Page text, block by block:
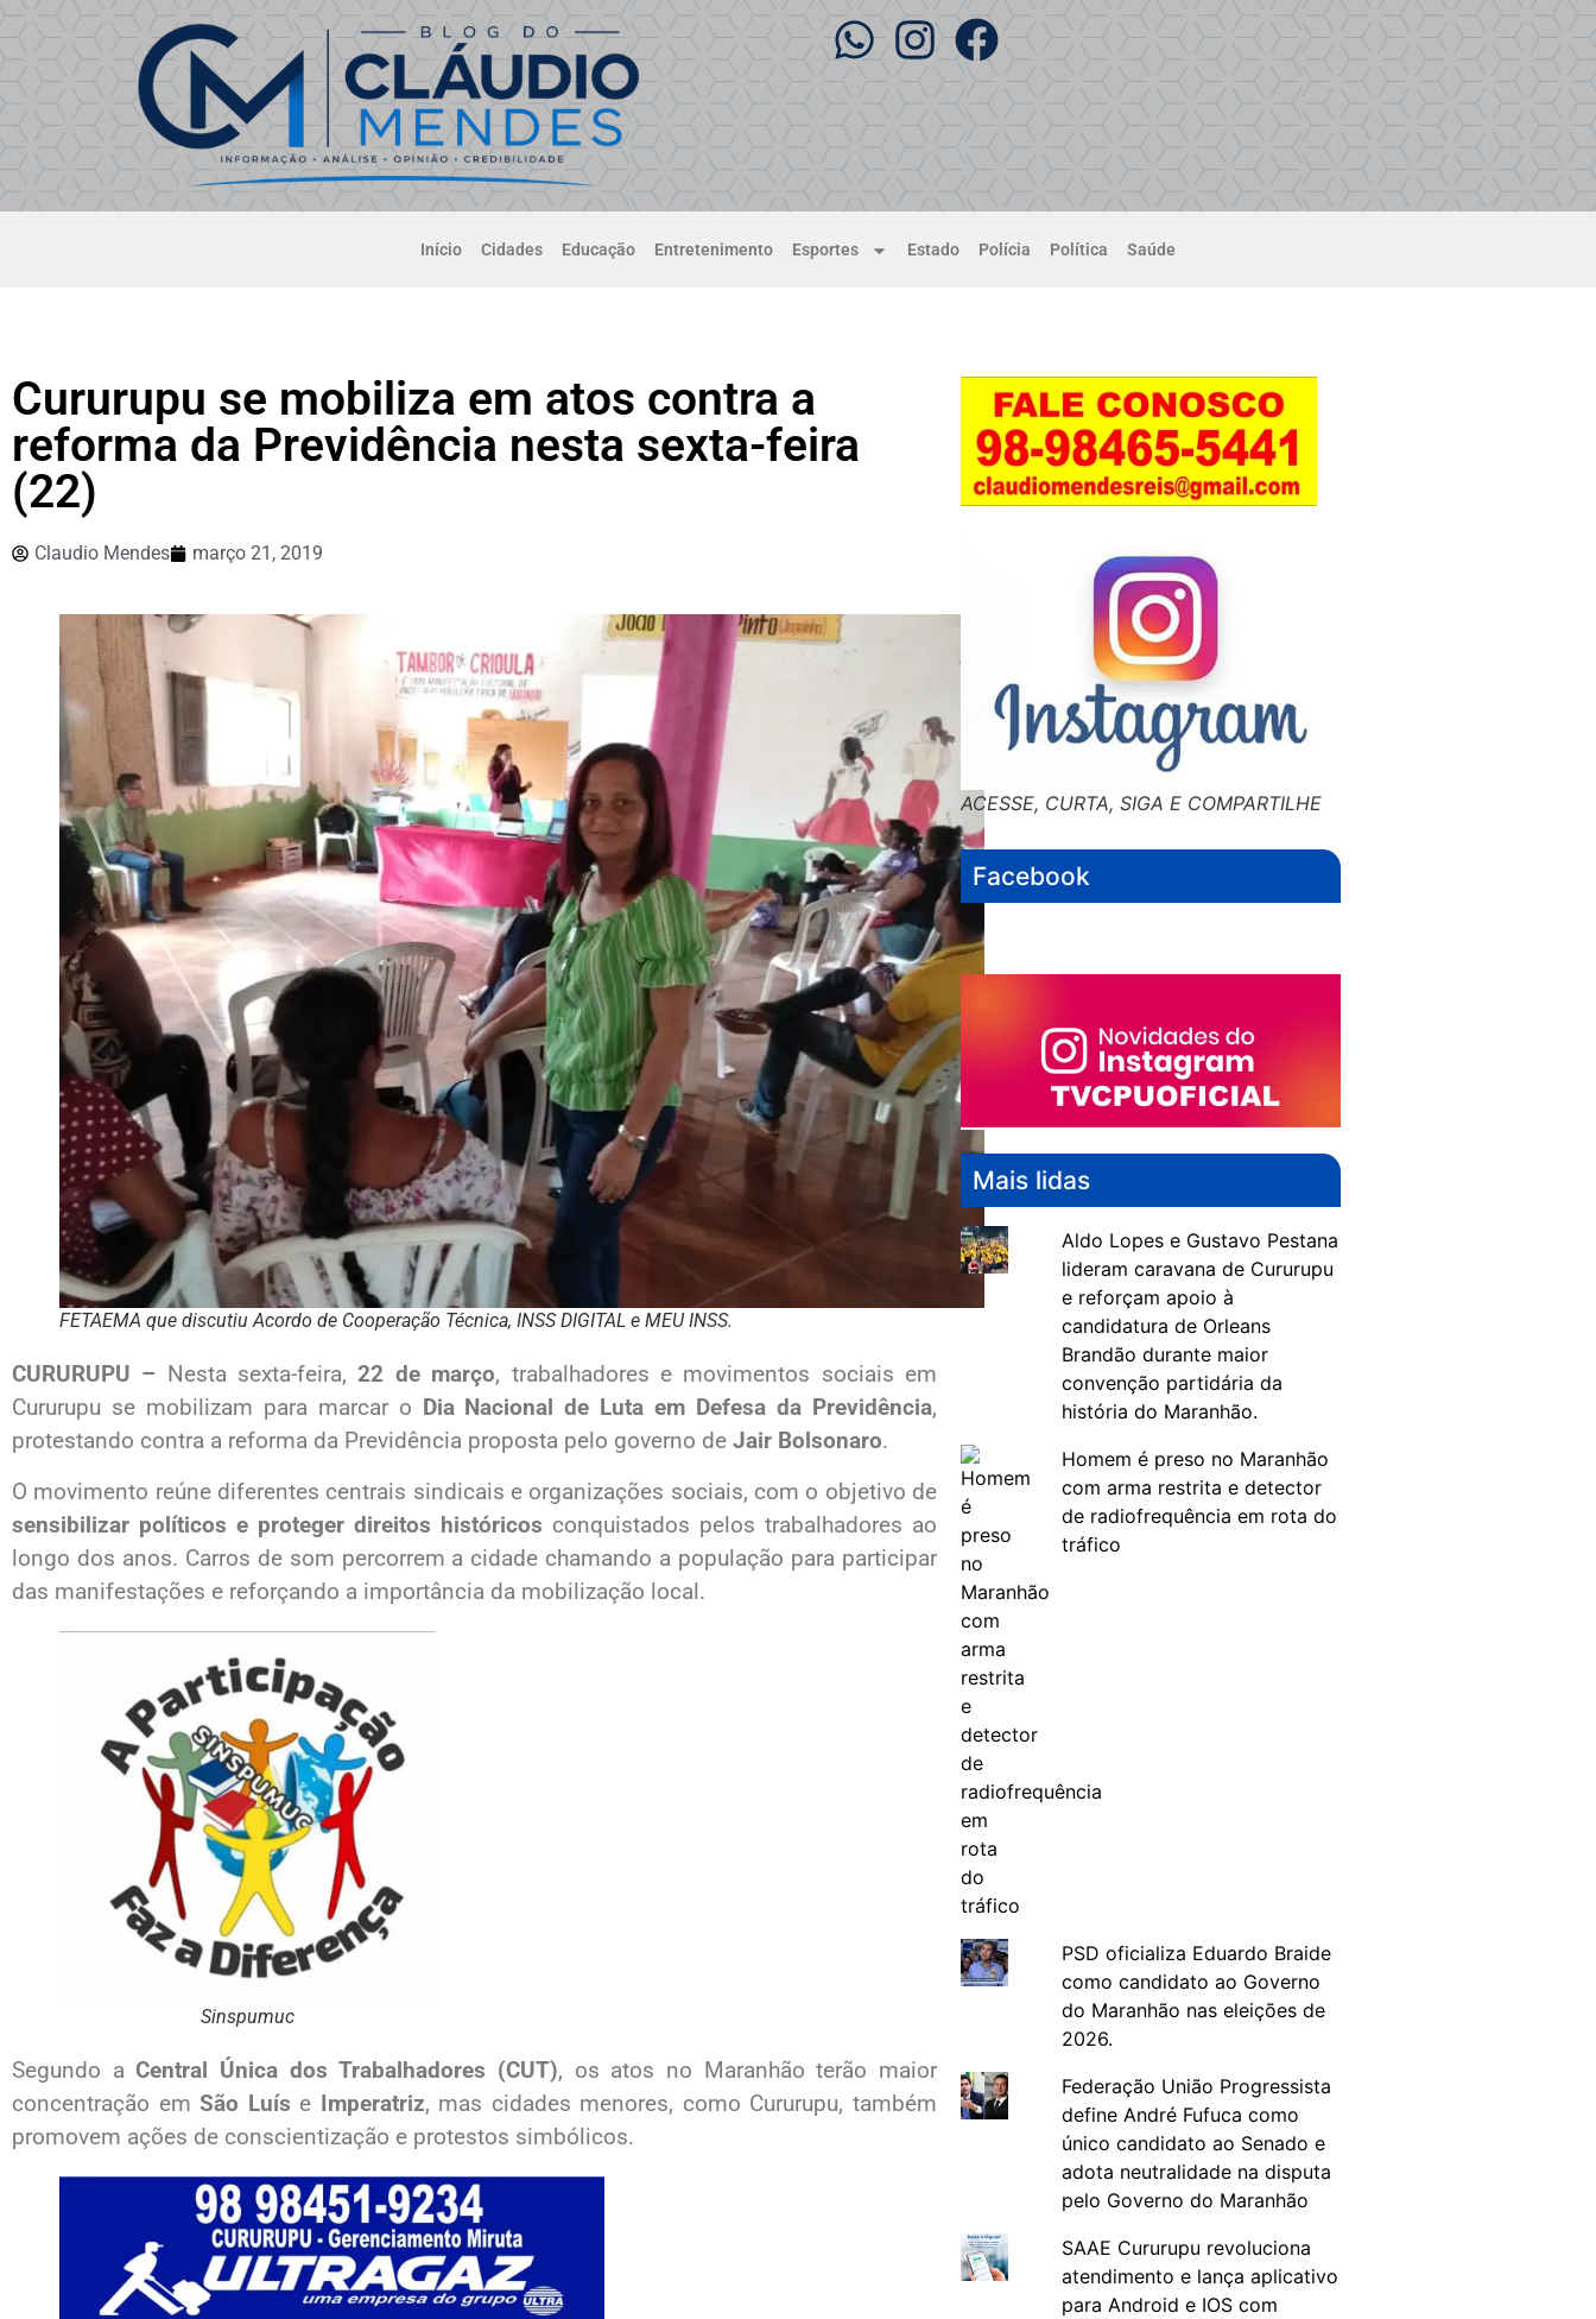
Início Cidades Educação Entretenimento Esportes Estado Polícia Política Saúde
Cururupu se mobiliza em atos contra a
reforma da Previdência nesta sexta-feira
(22)
Claudio Mendes março 21, 2019
FETAEMA que discutiu Acordo de Cooperação Técnica, INSS DIGITAL e MEU INSS.
CURURUPU – Nesta sexta-feira,22 de março, trabalhadores e movimentos sociais em
Cururupu se mobilizam para marcar o Dia Nacional de Luta em Defesa da Previdência,
protestando contra a reforma da Previdência proposta pelo governo de Jair Bolsonaro.
O movimento reúne diferentes centrais sindicais e organizações sociais, com o objetivo de
sensibilizar políticos e proteger direitos históricos conquistados pelos trabalhadores ao
longo dos anos. Carros de som percorrem a cidade chamando a população para participar
das manifestações e reforçando a importância da mobilização local.
Sinspumuc
Segundo aCentral Única dos Trabalhadores (CUT), os atos no Maranhão terão maior
concentração emSão Luís e Imperatriz, mas cidades menores, como Cururupu, também
promovem ações de conscientização e protestos simbólicos.
ACESSE, CURTA, SIGA E COMPARTILHE
Facebook
Mais lidas
Aldo Lopes e Gustavo Pestana
lideram caravana de Cururupu
e reforçam apoio à
candidatura de Orleans
Brandão durante maior
convenção partidária da
história do Maranhão.
Homem é preso no Maranhão
com arma restrita e detector
de radiofrequência em rota do
tráfico
PSD oficializa Eduardo Braide
como candidato ao Governo
do Maranhão nas eleições de
2026.
Federação União Progressista
define André Fufuca como
único candidato ao Senado e
adota neutralidade na disputa
pelo Governo do Maranhão
SAAE Cururupu revoluciona
atendimento e lança aplicativo
para Android e IOS com